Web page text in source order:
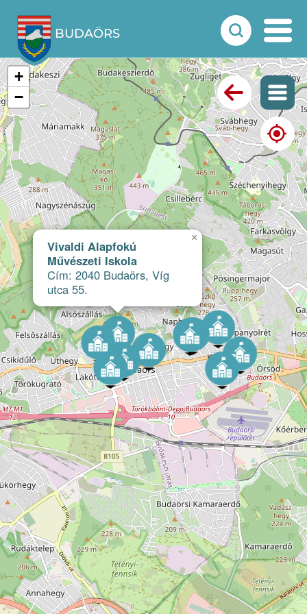
BUDAÖRS
Vivaldi Alapfokú
Művészeti Iskola
Cím: 2040 Budaörs, Víg
utca 55.
×
+
−